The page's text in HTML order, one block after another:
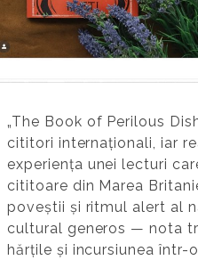
„The Book of Perilous
cititori internaționali, iar
experiența unei lecturi
cititoare din Marea
poveștii și ritmul alert al
cultural generos — nota
hărțile și incursiunea într-